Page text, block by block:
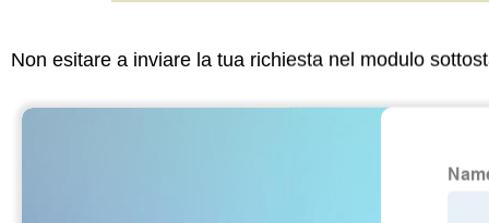
Non esitare a inviare la tua richiesta nel modulo